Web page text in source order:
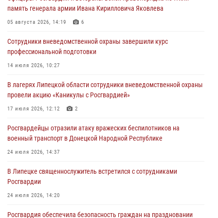
Росгвардия обеспечила безопасность граждан на праздновании
Дня ВДВ в Липецке
03 августа 2026, 13:43
Росгвардейцы обеспечили безопасность граждан в День Лев-
Толстовского района
03 августа 2026, 13:41
Росгвардия противодействует БПЛА ВСУ на южном направлении
(видео)
03 августа 2026, 13:39
память генерала армии Ивана Кирилловича Яковлева
05 августа 2026, 14:19 6
Сотрудники вневедомственной охраны завершили курс
профессиональной подготовки
14 июля 2026, 10:27
В лагерях Липецкой области сотрудники вневедомственной охраны
провели акцию «Каникулы с Росгвардией»
17 июля 2026, 12:12 2
Росгвардейцы отразили атаку вражеских беспилотников на
военный транспорт в Донецкой Народной Республике
24 июля 2026, 14:37
В Липецке священнослужитель встретился с сотрудниками
Росгвардии
24 июля 2026, 14:20
Росгвардия обеспечила безопасность граждан на праздновании